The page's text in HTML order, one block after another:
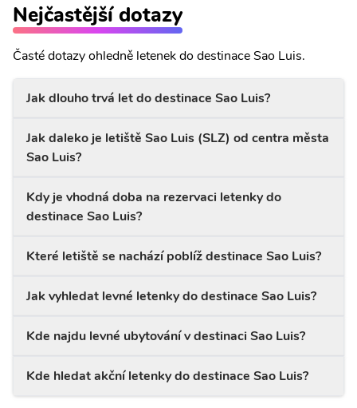
Nejčastější dotazy
Časté dotazy ohledně letenek do destinace Sao Luis.
Jak dlouho trvá let do destinace Sao Luis?
Jak daleko je letiště Sao Luis (SLZ) od centra města
Sao Luis?
Kdy je vhodná doba na rezervaci letenky do
destinace Sao Luis?
Které letiště se nachází poblíž destinace Sao Luis?
Jak vyhledat levné letenky do destinace Sao Luis?
Kde najdu levné ubytování v destinaci Sao Luis?
Kde hledat akční letenky do destinace Sao Luis?